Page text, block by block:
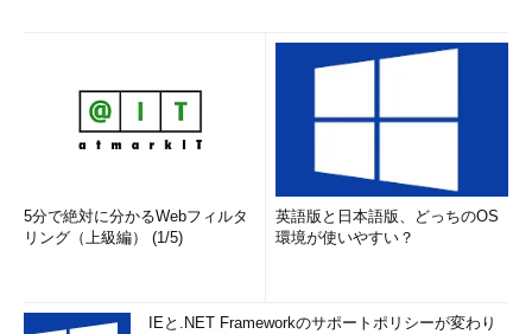
5分で絶対に分かるWebフィルタ
リング（上級編） (1/5)
英語版と日本語版、どっちのOS
環境が使いやすい？
IEと.NET Frameworkのサポートポリシーが変わり